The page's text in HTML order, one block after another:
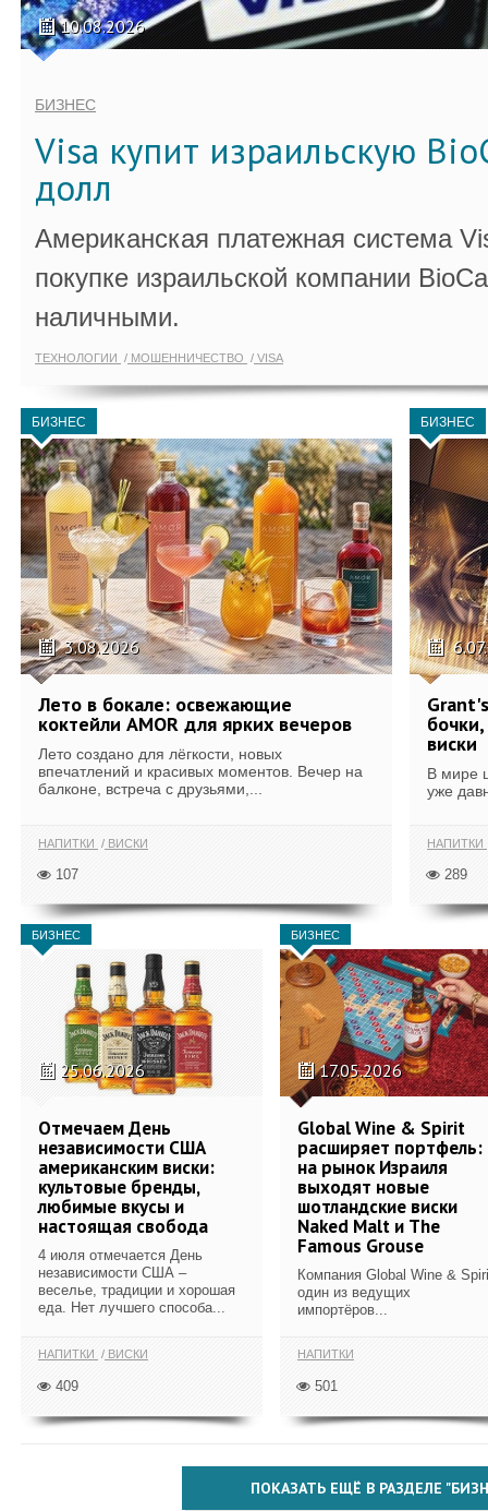
10.08.2026
БИЗНЕС
Visa купит израильскую
долл
Американская платежная система
покупке израильской компании
наличными.
ТЕХНОЛОГИИ МОШЕННИЧЕСТВО VISA
БИЗНЕС
3.08.2026
Лето в бокале: освежающие
коктейли AMOR для ярких вечеров
Лето создано для лёгкости, новых
впечатлений и красивых моментов. Вечер на
балконе, встреча с друзьями,...
НАПИТКИ ВИСКИ
107
БИЗНЕС
виски
В мире
уже
НАПИТКИ
289
БИЗНЕС
25.06.2026
Отмечаем День
независимости США
американским виски:
культовые бренды,
любимые вкусы и
настоящая свобода
4 июля отмечается День
независимости США –
веселье, традиции и хорошая
еда. Нет лучшего способа...
НАПИТКИ ВИСКИ
409
БИЗНЕС
17.05.2026
Global Wine & Spirit
расширяет портфель:
на рынок Израиля
выходят новые
шотландские виски
Naked Malt и The
Famous Grouse
Компания Global Wine &
один из ведущих
импортёров...
НАПИТКИ
501
ПОКАЗАТЬ ЕЩЁ В РАЗДЕЛЕ